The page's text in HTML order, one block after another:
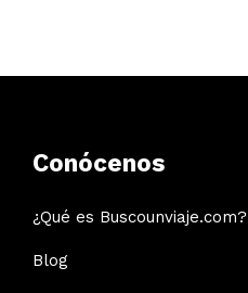
Conócenos
¿Qué es Buscounviaje.com?
Blog